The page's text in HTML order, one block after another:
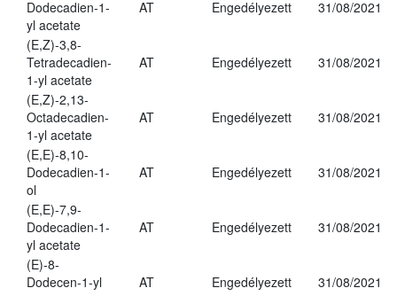
Dodecadien-1-
yl acetate
AT Engedélyezett 31/08/2021
(E,Z)-3,8-
Tetradecadien-
1-yl acetate
AT Engedélyezett 31/08/2021
(E,Z)-2,13-
Octadecadien-
1-yl acetate
AT Engedélyezett 31/08/2021
(E,E)-8,10-
Dodecadien-1-
ol
AT Engedélyezett 31/08/2021
(E,E)-7,9-
Dodecadien-1-
yl acetate
AT Engedélyezett 31/08/2021
(E)-8-
Dodecen-1-yl
AT Engedélyezett 31/08/2021